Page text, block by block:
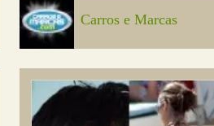
Carros e Marcas